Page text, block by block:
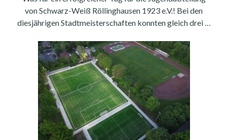
von Schwarz-Weiß Röllinghausen 1923 e.V.! Bei den
diesjährigen Stadtmeisterschaften konnten gleich drei …